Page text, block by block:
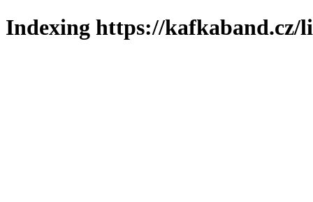
Indexing https://kafkaband.cz/